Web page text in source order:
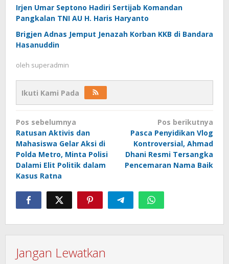
Irjen Umar Septono Hadiri Sertijab Komandan
Pangkalan TNI AU H. Haris Haryanto
Brigjen Adnas Jemput Jenazah Korban KKB di Bandara
Hasanuddin
oleh superadmin
Ikuti Kami Pada
Navigasi
pos
Pos sebelumnya
Ratusan Aktivis dan
Mahasiswa Gelar Aksi di
Polda Metro, Minta Polisi
Dalami Elit Politik dalam
Kasus Ratna
Pos berikutnya
Pasca Penyidikan Vlog
Kontroversial, Ahmad
Dhani Resmi Tersangka
Pencemaran Nama Baik
Jangan Lewatkan